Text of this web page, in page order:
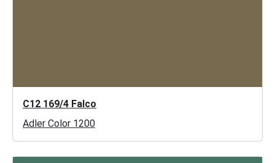
C12 169/4 Falco
Adler Color 1200